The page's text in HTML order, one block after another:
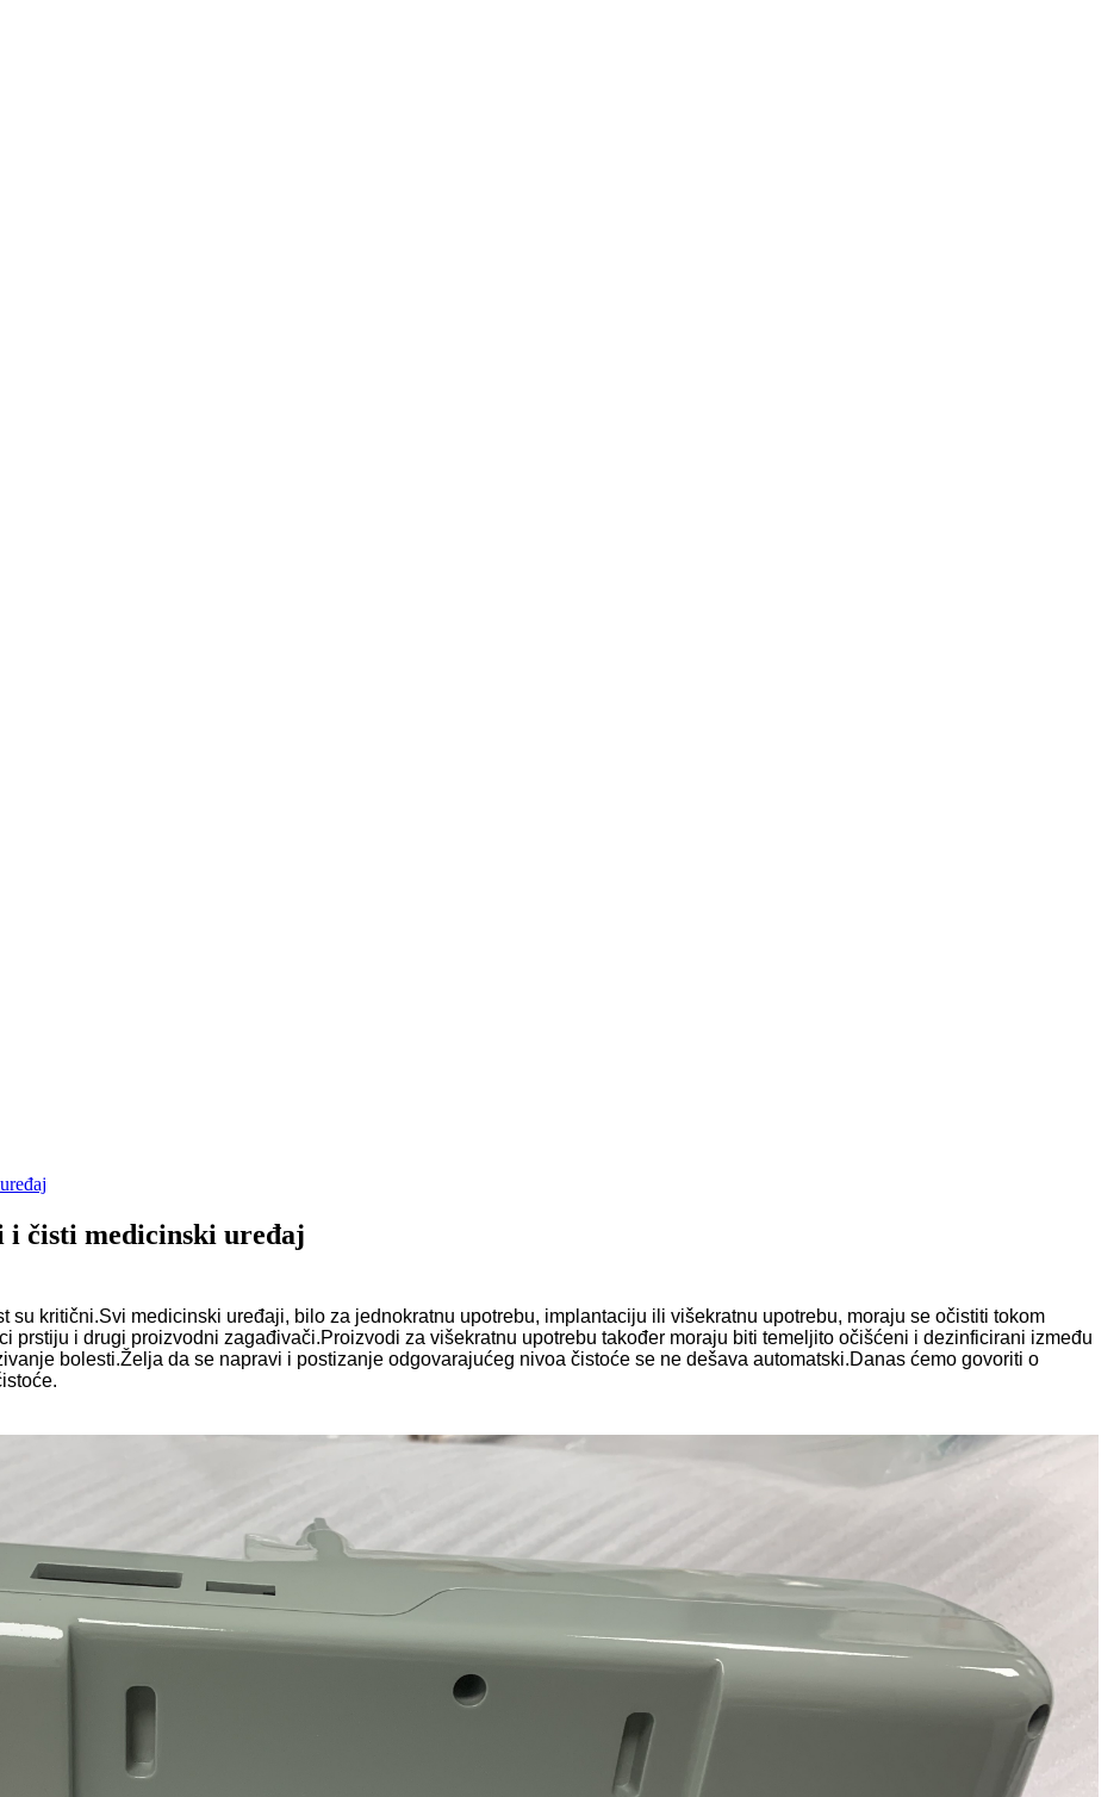
i čisti medicinski uređaj
su kritični.Svi medicinski uređaji, bilo za jednokratnu upotrebu, implantaciju ili višekratnu upotrebu, moraju se očistiti tokom
prstiju i drugi proizvodni zagađivači.Proizvodi za višekratnu upotrebu također moraju biti temeljito očišćeni i dezinficirani između
bolesti.Želja da se napravi i postizanje odgovarajućeg nivoa čistoće se ne dešava automatski.Danas ćemo govoriti o